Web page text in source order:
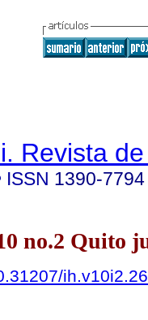
Revista
ISSN 1390-7794
no.2 Quito